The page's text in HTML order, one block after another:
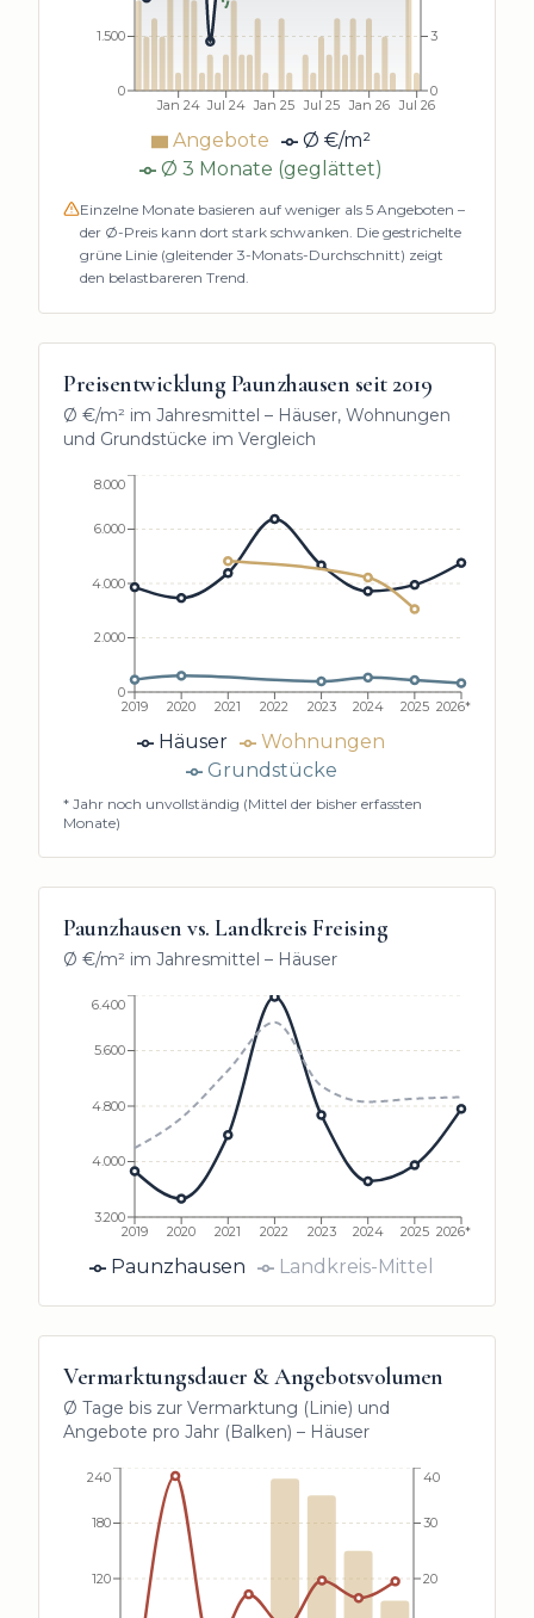
Jan 24 Jul 24 Jan 25 Jul 25 Jan 26 Jul 26
0
1.500
0
3
Angebote
Ø €/m²
Ø 3 Monate (geglättet)
Einzelne Monate basieren auf weniger als 5 Angeboten –
der Ø-Preis kann dort stark schwanken. Die gestrichelte
grüne Linie (gleitender 3-Monats-Durchschnitt) zeigt
den belastbareren Trend.
Preisentwicklung Paunzhausen seit 2019
Ø €/m² im Jahresmittel – Häuser, Wohnungen
und Grundstücke im Vergleich
2019 2020 2021 2022 2023 2024 2025 2026*
0
2.000
4.000
6.000
8.000
Häuser
Wohnungen
Grundstücke
* Jahr noch unvollständig (Mittel der bisher erfassten
Monate)
Paunzhausen vs. Landkreis Freising
Ø €/m² im Jahresmittel – Häuser
2019 2020 2021 2022 2023 2024 2025 2026*
3.200
4.000
4.800
5.600
6.400
Paunzhausen Landkreis-Mittel
Vermarktungsdauer & Angebotsvolumen
Ø Tage bis zur Vermarktung (Linie) und
Angebote pro Jahr (Balken) – Häuser
120
180
240
20
30
40